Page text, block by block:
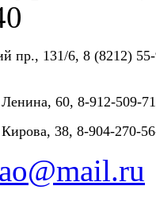
пр., 131/6, 8 (8212)
60, 8-912-509-
38, 8-904-270-